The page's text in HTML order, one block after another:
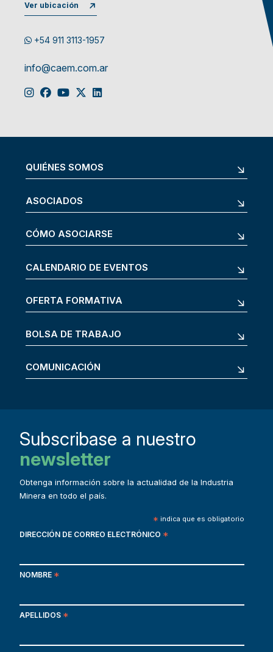
Ver ubicación
+54 911 3113-1957
info@caem.com.ar
QUIÉNES SOMOS
ASOCIADOS
CÓMO ASOCIARSE
CALENDARIO DE EVENTOS
OFERTA FORMATIVA
BOLSA DE TRABAJO
COMUNICACIÓN
Subscribase a nuestro
newsletter
Obtenga información sobre la actualidad de la Industria
Minera en todo el país.
* indica que es obligatorio
DIRECCIÓN DE CORREO ELECTRÓNICO *
NOMBRE *
APELLIDOS *